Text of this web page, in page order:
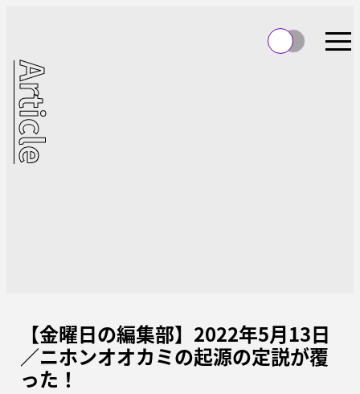
Article
【金曜日の編集部】2022年5月13日
／ニホンオオカミの起源の定説が覆
った！